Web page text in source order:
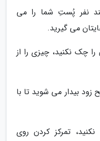
نفر پُستِ شما را می
می گیرید.
چک نکنید، چیزی را از
زود بیدار می شوید تا با
تمرکز کردن روی